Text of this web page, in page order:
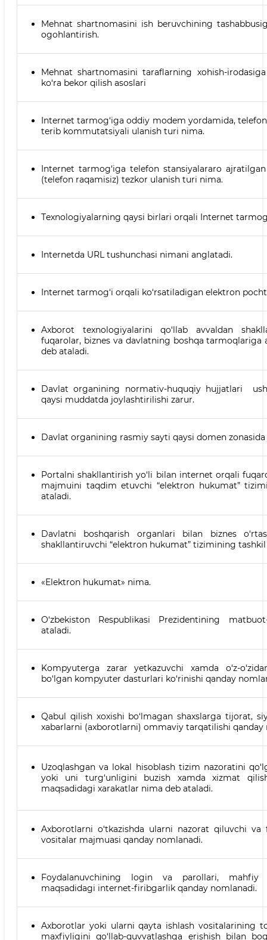
Mehnat shartnomasini ish beruvchining
ogohlantirish.
Mehnat shartnomasini taraflarning xohish-
ko‘ra bekor qilish asoslari
Internet tarmog‘iga oddiy modem yordamida,
terib kommutatsiyali ulanish turi nima.
Internet tarmog‘iga telefon stansiyalararo
(telefon raqamisiz) tezkor ulanish turi nima.
Тexnologiyalarning qaysi birlari orqali Internet
Internetda URL tushunchasi nimani anglatadi.
Internet tarmog‘i orqali ko‘rsatiladigan elektron
Axborot texnologiyalarini qo‘llab avvaldan
fuqarolar, biznes va davlatning boshqa
deb ataladi.
Davlat organining normativ-huquqiy hujjatlari
qaysi muddatda joylashtirilishi zarur.
Davlat organining rasmiy sayti qaysi domen
Portalni shakllantirish yo‘li bilan internet orqali
majmuini taqdim etuvchi “elektron hukumat”
ataladi.
Davlatni boshqarish organlari bilan biznes
shakllantiruvchi “elektron hukumat” tizimining
«Elektron hukumat» nima.
O‘zbekiston Respublikasi Prezidentining
ataladi.
Kompyuterga zarar yetkazuvchi xamda o‘z-
bo‘lgan kompyuter dasturlari ko‘rinishi qanday
Qabul qilish xoxishi bo‘lmagan shaxslarga tijorat,
xabarlarni (axborotlarni) ommaviy tarqatilishi qanday
Uzoqlashgan va lokal hisoblash tizim nazoratini
yoki uni turg‘unligini buzish xamda xizmat
maqsadidagi xarakatlar nima deb ataladi.
Axborotlarni o‘tkazishda ularni nazorat qiluvchi
vositalar majmuasi qanday nomlanadi.
Foydalanuvchining login va parollari, mahfiy
maqsadidagi internet-firibgarlik qanday nomlanadi.
Axborotlar yoki ularni qayta ishlash vositalarining
maxfiyligini qo‘llab-quvvatlashga erishish bilan